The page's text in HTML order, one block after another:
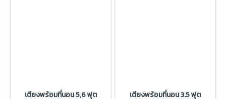
เตียงพร้อมที่นอน 5,6 ฟุต เตียงพร้อมที่นอน 3.5 ฟุต